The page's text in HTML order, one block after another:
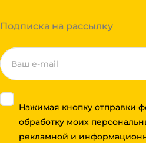
Подписка на рассылку
Нажимая кнопку отправки
обработку моих
рекламной и